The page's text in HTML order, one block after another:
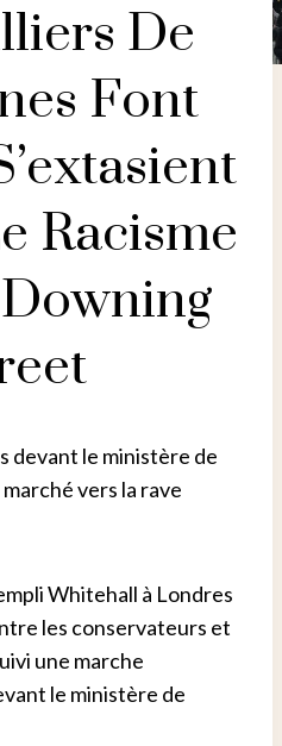
De
Font
Racisme
devant le ministère de
vers la rave
Whitehall à Londres
les conservateurs et
une marche
le ministère de